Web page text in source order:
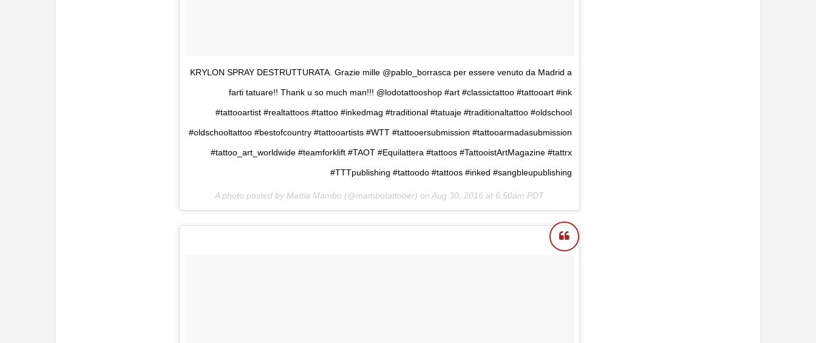
KRYLON SPRAY DESTRUTTURATA. Grazie mille @pablo_borrasca per essere venuto da Madrid a
farti tatuare!! Thank u so much man!!! @lodotattooshop #art #classictattoo #tattooart #ink
#tattooartist #realtattoos #tattoo #inkedmag #traditional #tatuaje #traditionaltattoo #oldschool
#oldschooltattoo #bestofcountry #tattooartists #WTT #tattooersubmission #tattooarmadasubmission
#tattoo_art_worldwide #teamforklift #TAOT #Equilattera #tattoos #TattooistArtMagazine #tattrx
#TTTpublishing #tattoodo #tattoos #inked #sangbleupublishing
A photo posted by Mattia Mambo (@mambotattooer) on Aug 30, 2016 at 6:50am PDT